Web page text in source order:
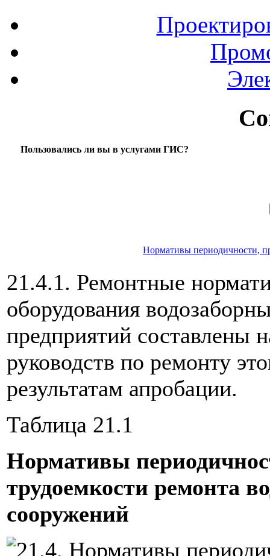
Пользовались ли вы в услугами ГИС?
Нормативы периодичности,
21.4.1. Ремонтные
оборудования
предприятий составлены
руководств по ремонту
результатам апробации.
Таблица 21.1
Нормативы
трудоемкости ремонта
сооружений